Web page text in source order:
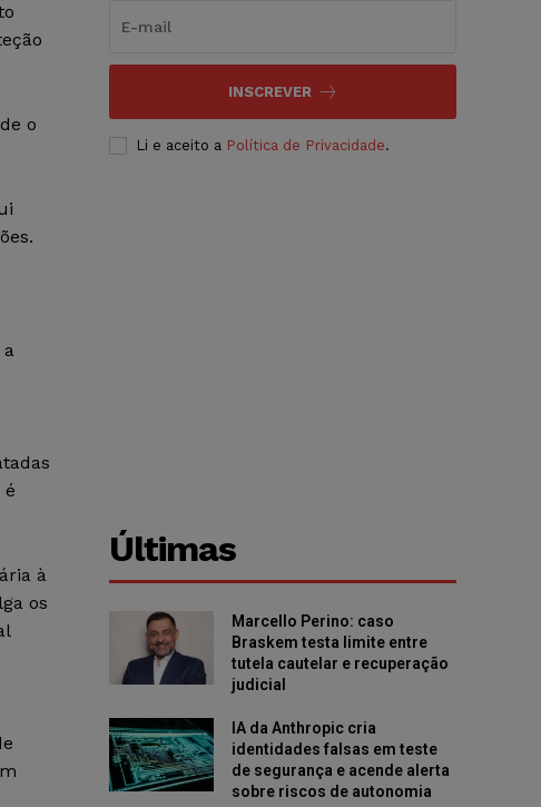
o
é
à
os
INSCREVER
Li e aceito a Política de Privacidade.
Últimas
Marcello Perino: caso
Braskem testa limite entre
tutela cautelar e recuperação
judicial
IA da Anthropic cria
identidades falsas em teste
de segurança e acende alerta
sobre riscos de autonomia